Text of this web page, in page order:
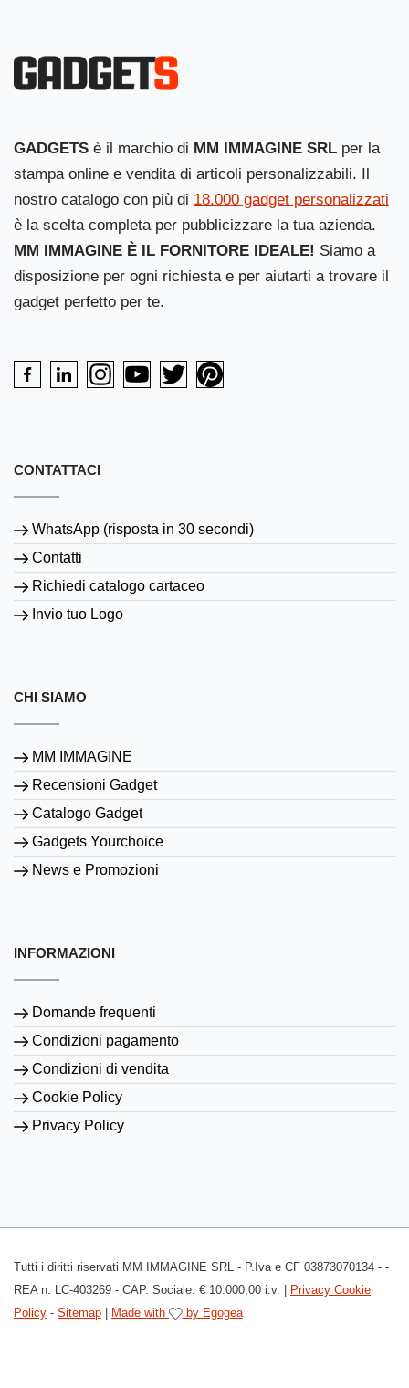
GADGETS è il marchio di MM IMMAGINE SRL per la
stampa online e vendita di articoli personalizzabili. Il
nostro catalogo con più di 18.000 gadget personalizzati
è la scelta completa per pubblicizzare la tua azienda.
MM IMMAGINE È IL FORNITORE IDEALE! Siamo a
disposizione per ogni richiesta e per aiutarti a trovare il
gadget perfetto per te.
CONTATTACI
WhatsApp (risposta in 30 secondi)
Contatti
Richiedi catalogo cartaceo
Invio tuo Logo
CHI SIAMO
MM IMMAGINE
Recensioni Gadget
Catalogo Gadget
Gadgets Yourchoice
News e Promozioni
INFORMAZIONI
Domande frequenti
Condizioni pagamento
Condizioni di vendita
Cookie Policy
Privacy Policy
Tutti i diritti riservati MM IMMAGINE SRL - P.Iva e CF 03873070134 - -
REA n. LC-403269 - CAP. Sociale: € 10.000,00 i.v. |
Privacy Cookie
Policy - Sitemap Made with by Egogea